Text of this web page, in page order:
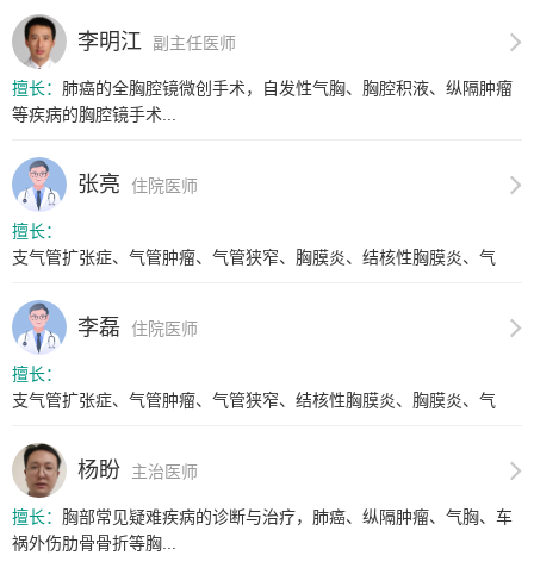
李明江 副主任医师
擅长： 肺癌的全胸腔镜微创手术，自发性气胸、胸腔积液、纵隔肿瘤
等疾病的胸腔镜手术...
张亮 住院医师
擅长：
支气管扩张症、气管肿瘤、气管狭窄、胸膜炎、结核性胸膜炎、气
李磊 住院医师
擅长：
支气管扩张症、气管肿瘤、气管狭窄、结核性胸膜炎、胸膜炎、气
杨盼 主治医师
擅长： 胸部常见疑难疾病的诊断与治疗，肺癌、纵隔肿瘤、气胸、车
祸外伤肋骨骨折等胸...